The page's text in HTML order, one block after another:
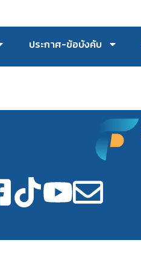
ประกาศ-ข้อบังคับ